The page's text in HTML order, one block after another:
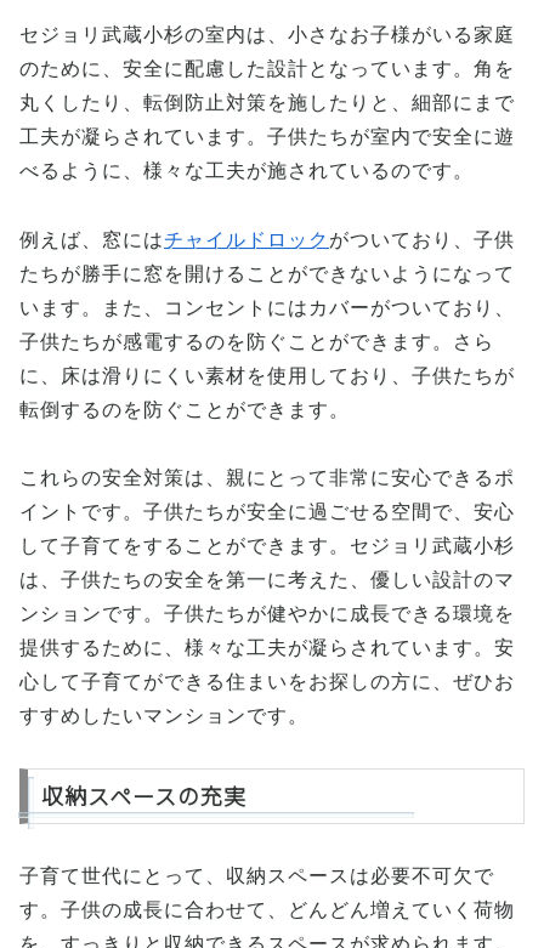
セジョリ武蔵小杉の室内は、小さなお子様がいる家庭
のために、安全に配慮した設計となっています。角を
丸くしたり、転倒防止対策を施したりと、細部にまで
工夫が凝らされています。子供たちが室内で安全に遊
べるように、様々な工夫が施されているのです。
例えば、窓にはチャイルドロック がついており、子供
たちが勝手に窓を開けることができないようになって
います。また、コンセントにはカバーがついており、
子供たちが感電するのを防ぐことができます。さら
に、床は滑りにくい素材を使用しており、子供たちが
転倒するのを防ぐことができます。
これらの安全対策は、親にとって非常に安心できるポ
イントです。子供たちが安全に過ごせる空間で、安心
して子育てをすることができます。セジョリ武蔵小杉
は、子供たちの安全を第一に考えた、優しい設計のマ
ンションです。子供たちが健やかに成長できる環境を
提供するために、様々な工夫が凝らされています。安
心して子育てができる住まいをお探しの方に、ぜひお
すすめしたいマンションです。
収納スペースの充実
子育て世代にとって、収納スペースは必要不可欠で
す。子供の成長に合わせて、どんどん増えていく荷物
を、すっきりと収納できるスペースが求められます。